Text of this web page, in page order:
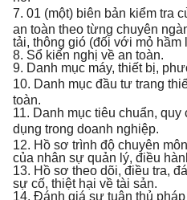
7. 01 (một) biên bản kiểm tra
an toàn theo từng chuyên
tải, thông gió (đối với mỏ
8. Sổ kiến nghị về an toàn.
9. Danh mục máy, thiết bị,
10. Danh mục đầu tư trang
toàn.
11. Danh mục tiêu chuẩn,
dụng trong doanh nghiệp.
12. Hồ sơ trình độ chuyên
của nhân sự quản lý, điều
13. Hồ sơ theo dõi, điều tra,
sự cố, thiệt hại về tài sản.
14. Đánh giá sự tuân thủ